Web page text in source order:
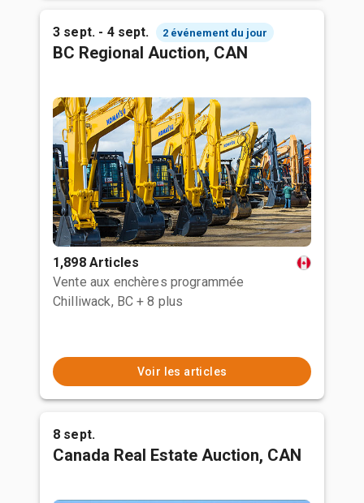
3 sept. - 4 sept. 2 événement du jour
BC Regional Auction, CAN
1,898 Articles
Vente aux enchères programmée
Chilliwack, BC + 8 plus
Voir les articles
8 sept.
Canada Real Estate Auction, CAN